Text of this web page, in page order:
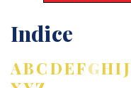
Indice
ABCDEFGHIJ